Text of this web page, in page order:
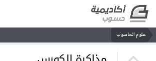
علوم الحاسوب